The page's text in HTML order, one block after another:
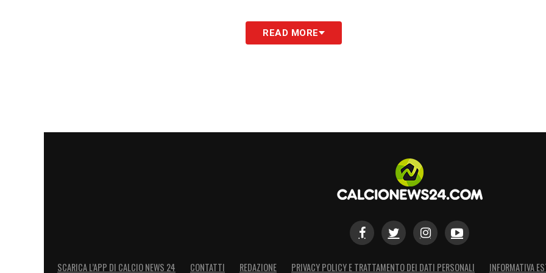
Ultime notizie calcio estero
READ MORE
SCARICA L’APP DI CALCIO NEWS 24 CONTATTI REDAZIONE PRIVACY POLICY E TRATTAMENTO DEI DATI PERSONALI INFORMATIVA